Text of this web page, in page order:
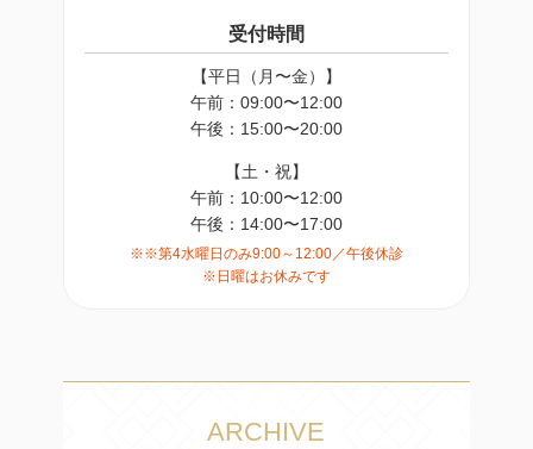
受付時間
【平日（月〜金）】
午前：09:00〜12:00
午後：15:00〜20:00
【土・祝】
午前：10:00〜12:00
午後：14:00〜17:00
※※第4水曜日のみ9:00～12:00／午後休診
※日曜はお休みです
ARCHIVE